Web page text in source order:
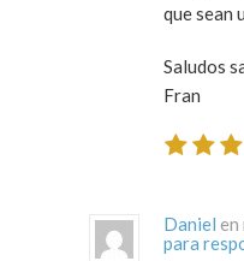
que sean
Saludos
Fran
Daniel
para